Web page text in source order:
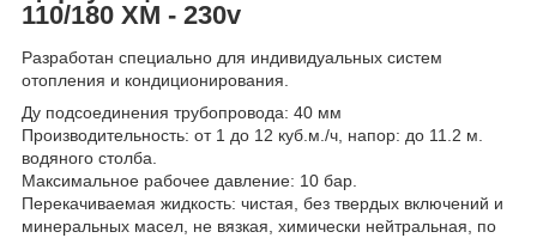
110/180 XM - 230v
Разработан специально для индивидуальных систем
отопления и кондиционирования.
Ду подсоединения трубопровода: 40 мм
Производительность: от 1 до 12 куб.м./ч, напор: до 11.2 м.
водяного столба.
Максимальное рабочее давление: 10 бар.
Перекачиваемая жидкость: чистая, без твердых включений и
минеральных масел, не вязкая, химически нейтральная, по